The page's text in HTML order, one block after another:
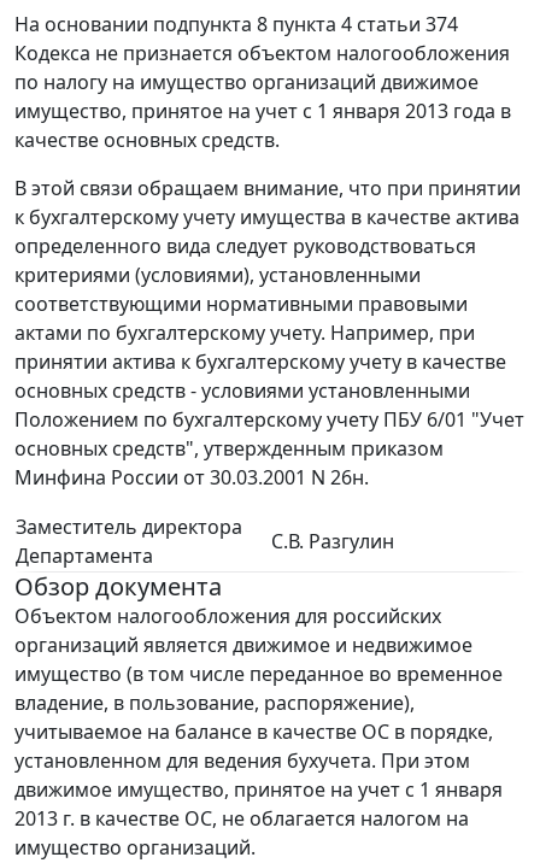
На основании подпункта 8 пункта 4 статьи 374
Кодекса не признается объектом налогообложения
по налогу на имущество организаций движимое
имущество, принятое на учет с 1 января 2013 года в
качестве основных средств.
В этой связи обращаем внимание, что при принятии
к бухгалтерскому учету имущества в качестве актива
определенного вида следует руководствоваться
критериями (условиями), установленными
соответствующими нормативными правовыми
актами по бухгалтерскому учету. Например, при
принятии актива к бухгалтерскому учету в качестве
основных средств - условиями установленными
Положением по бухгалтерскому учету ПБУ 6/01 "Учет
основных средств", утвержденным приказом
Минфина России от 30.03.2001 N 26н.
Заместитель директора
Департамента
С.В. Разгулин
Обзор документа
Объектом налогообложения для российских
организаций является движимое и недвижимое
имущество (в том числе переданное во временное
владение, в пользование, распоряжение),
учитываемое на балансе в качестве ОС в порядке,
установленном для ведения бухучета. При этом
движимое имущество, принятое на учет с 1 января
2013 г. в качестве ОС, не облагается налогом на
имущество организаций.